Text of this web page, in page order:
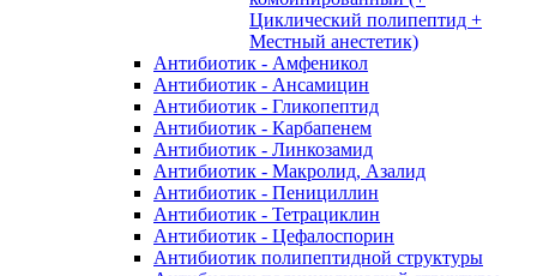
Циклический полипептид +
Местный анестетик)
Антибиотик - Амфеникол
Антибиотик - Ансамицин
Антибиотик - Гликопептид
Антибиотик - Карбапенем
Антибиотик - Линкозамид
Антибиотик - Макролид, Азалид
Антибиотик - Пенициллин
Антибиотик - Тетрациклин
Антибиотик - Цефалоспорин
Антибиотик полипептидной структуры